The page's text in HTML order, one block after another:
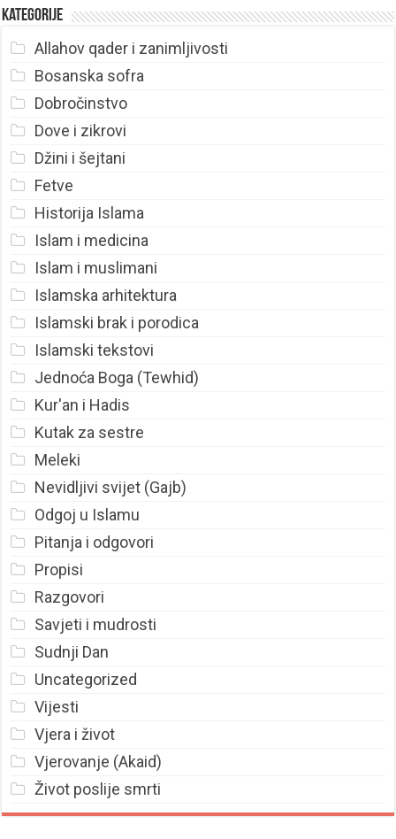
Kategorije
Allahov qader i zanimljivosti
Bosanska sofra
Dobročinstvo
Dove i zikrovi
Džini i šejtani
Fetve
Historija Islama
Islam i medicina
Islam i muslimani
Islamska arhitektura
Islamski brak i porodica
Islamski tekstovi
Jednoća Boga (Tewhid)
Kur'an i Hadis
Kutak za sestre
Meleki
Nevidljivi svijet (Gajb)
Odgoj u Islamu
Pitanja i odgovori
Propisi
Razgovori
Savjeti i mudrosti
Sudnji Dan
Uncategorized
Vijesti
Vjera i život
Vjerovanje (Akaid)
Život poslije smrti